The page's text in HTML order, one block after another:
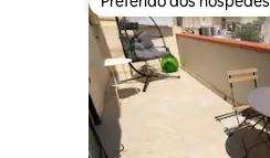
Preferido dos hóspedes